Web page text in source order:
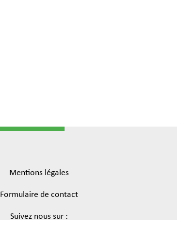
Mentions légales
Formulaire de contact
Suivez nous sur :